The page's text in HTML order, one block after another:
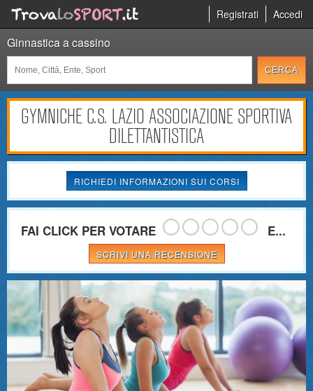
Registrati Accedi
Ginnastica a cassino
GYMNICHE C.S. LAZIO ASSOCIAZIONE SPORTIVA
DILETTANTISTICA
RICHIEDI INFORMAZIONI SUI CORSI
FAI CLICK PER VOTARE E...
SCRIVI UNA RECENSIONE